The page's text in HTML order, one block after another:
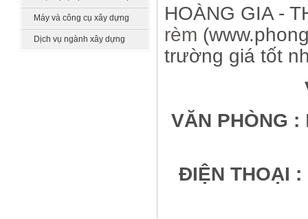
công nghệ
Máy và công cụ xây dựng
Dịch vụ ngành xây dựng
HOÀNG GIA -
rèm
trường giá tốt
VĂN PHÒNG :
ĐIỆN THOẠI :